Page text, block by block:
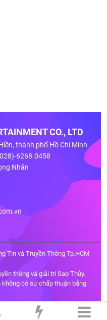
CO., LTD
thành phố Hồ Chí Minh
6268.0458
Nhân
Tin và Truyền Thông Tp.HCM
thông và giải trí Sao Thủy.
có sự chấp thuận bằng